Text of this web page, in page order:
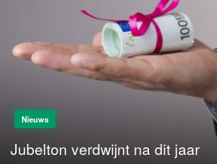
Nieuws
Jubelton verdwijnt na dit jaar